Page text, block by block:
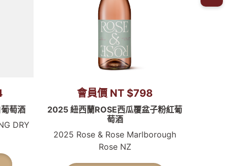
萄酒
DRY
會員價 NT $798
2025 紐西蘭ROSE西瓜覆盆子粉紅葡
萄酒
2025 Rose & Rose Marlborough
Rose NZ